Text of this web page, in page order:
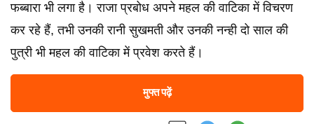
फब्बारा भी लगा है। राजा प्रबोध अपने महल की वाटिका में विचरण
कर रहे हैं, तभी उनकी रानी सुखमती और उनकी नन्ही दो साल की
पुत्री भी महल की वाटिका में प्रवेश करते हैं।
मुफ्त पढ़ें